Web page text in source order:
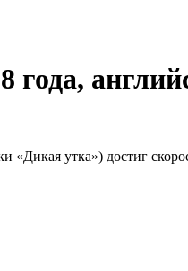
года,
«Дикая утка») достиг